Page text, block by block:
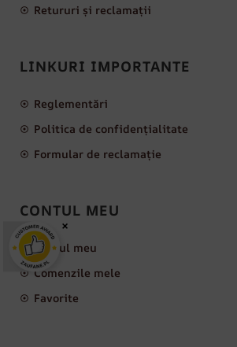
Retururi și reclamații
LINKURI IMPORTANTE
Reglementări
Politica de confidențialitate
Formular de reclamație
CONTUL MEU
Contul meu
Comenzile mele
Favorite
×